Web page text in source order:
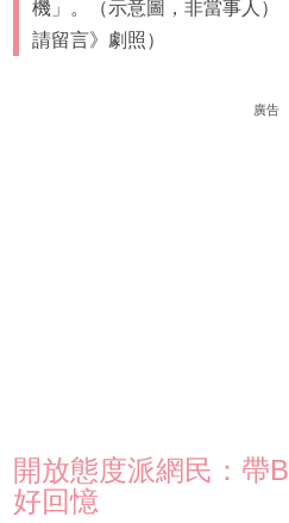
機」。（示意圖，非當事人）
請留言》劇照）
廣告
開放態度派網民：帶
好回憶